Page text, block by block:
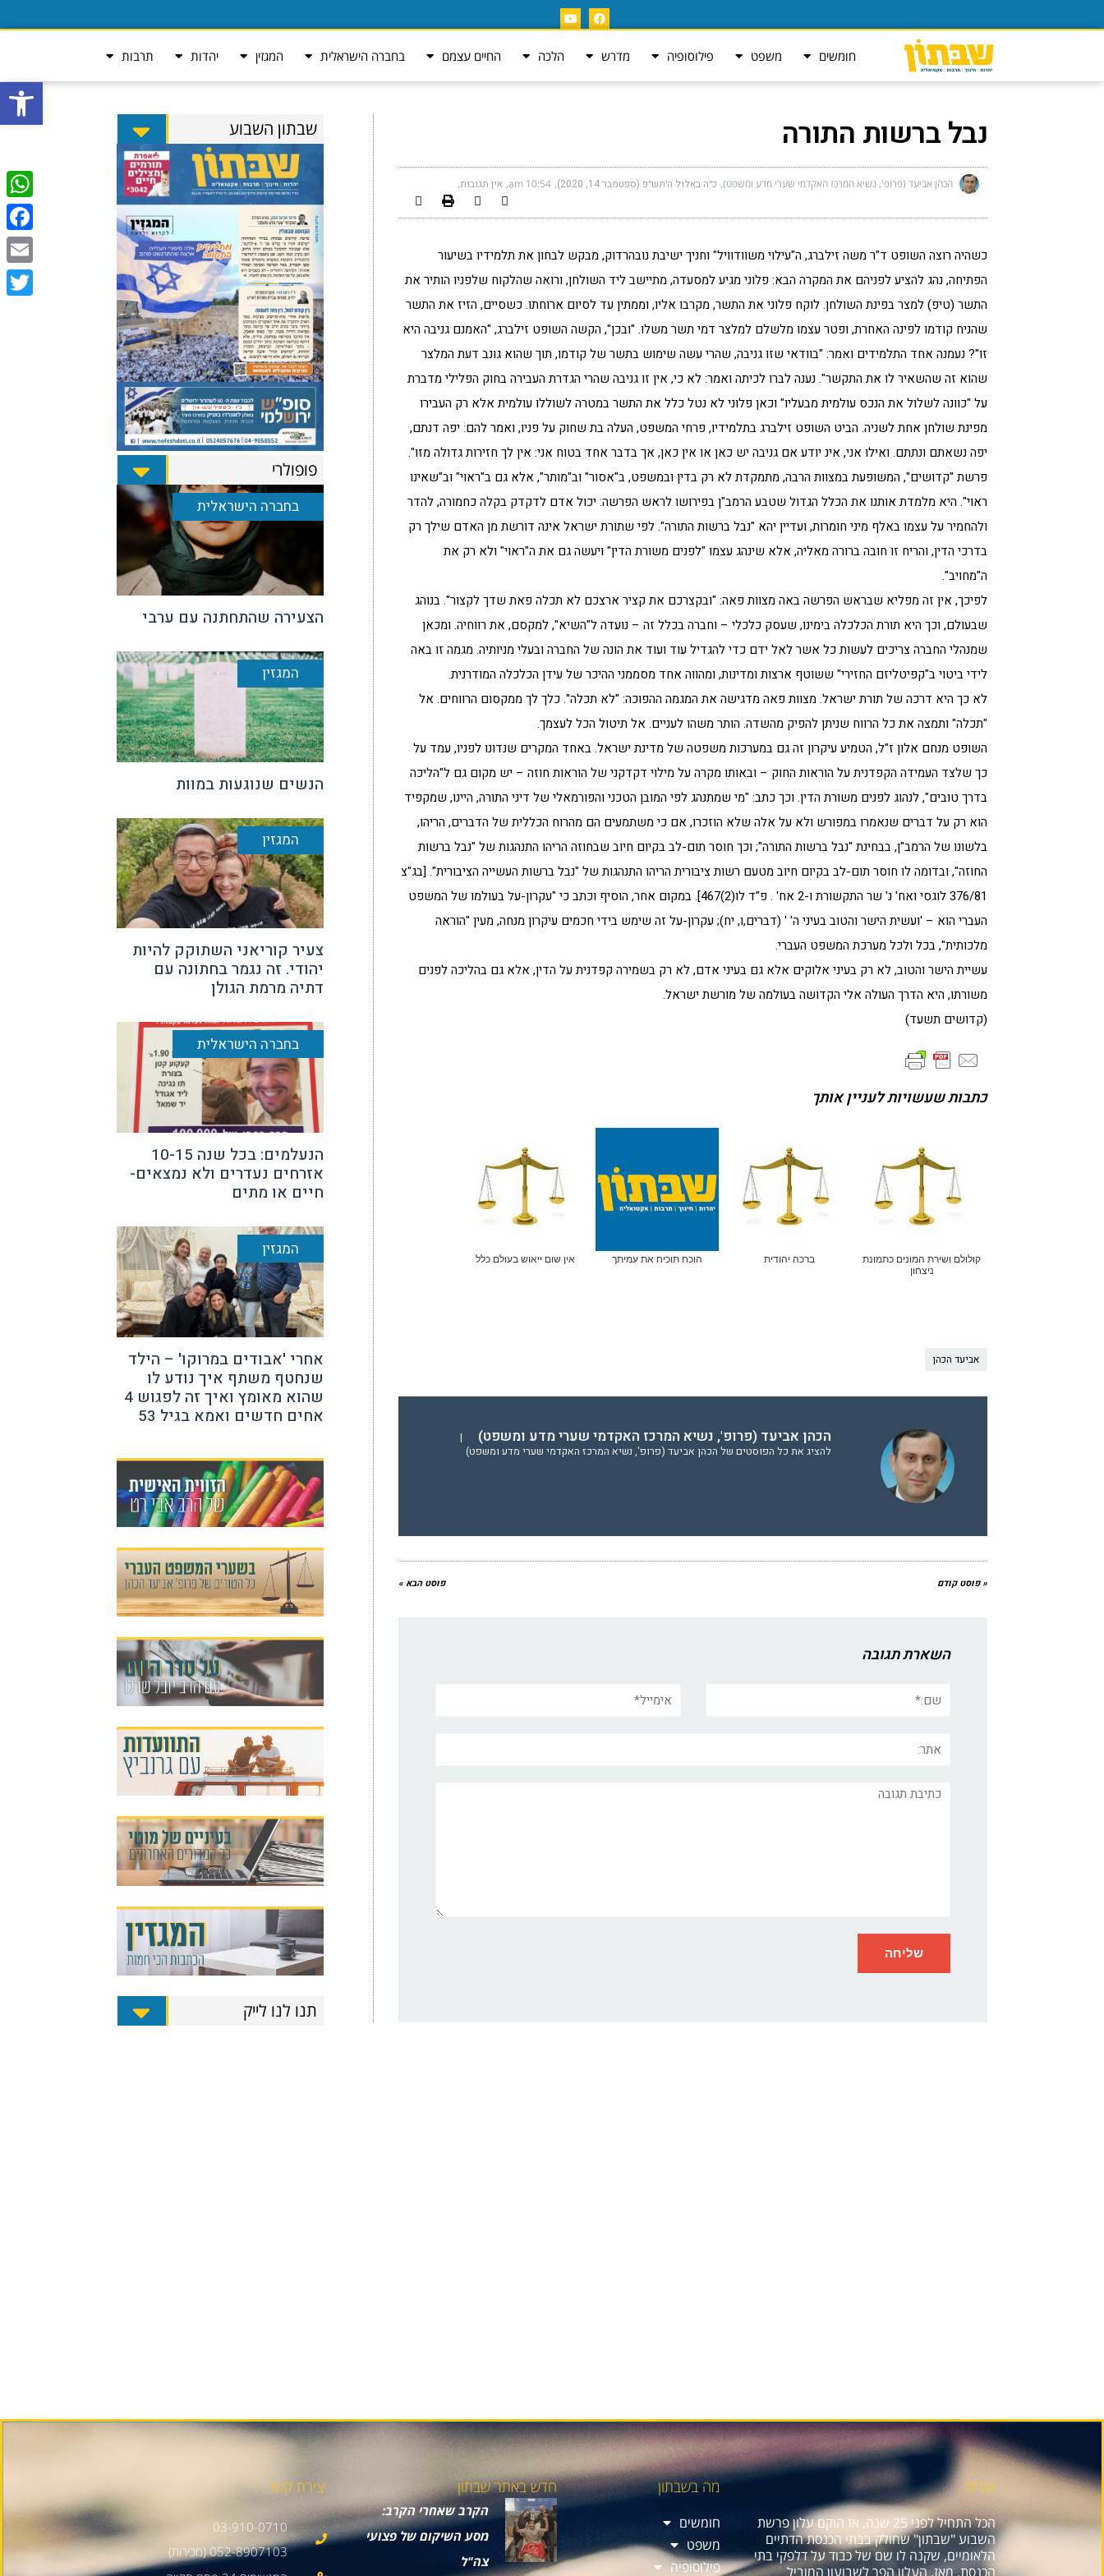
פתח
חומשים משפט פילוסופיה מדרש הלכה החיים עצמם בחברה הישראלית המגזין יהדות תרבות
נבל ברשות התורה
הכהן אביעד (פרופ', נשיא המרכז האקדמי שערי מדע ומשפט) כ״ה באלול ה׳תש״פ (ספטמבר 14, 2020) 10:54 am אין תגובות
כשהיה רוצה השופט ד"ר משה זילברג, ה"עילוי משוודוויל" וחניך ישיבת נובהרדוק, מבקש לבחון את תלמידיו בשיעור
הפתיחה, נהג להציע לפניהם את המקרה הבא: פלוני מגיע למסעדה, מתיישב ליד השולחן, ורואה שהלקוח שלפניו הותיר את
התשר (טיפ) למצר בפינת השולחן. לוקח פלוני את התשר, מקרבו אליו, וממתין עד לסיום ארוחתו. כשסיים, הזיז את התשר
שהניח קודמו לפינה האחרת, ופטר עצמו מלשלם למלצר דמי תשר משלו. "ובכן", הקשה השופט זילברג, "האמנם גניבה היא
זו"? נעמנה אחד התלמידים ואמר: "בוודאי שזו גניבה, שהרי עשה שימוש בתשר של קודמו, תוך שהוא גונב דעת המלצר
שהוא זה שהשאיר לו את התקשר". נענה לברו לכיתה ואמר: לא כי, אין זו גניבה שהרי הגדרת העבירה בחוק הפלילי מדברת
על "כוונה לשלול את הנכס עולמית מבעליו" וכאן פלוני לא נטל כלל את התשר במטרה לשוללו עולמית אלא רק העבירו
מפינת שולחן אחת לשניה. הביט השופט זילברג בתלמידיו, פרחי המשפט, העלה בת שחוק על פניו, ואמר להם: יפה דנתם,
יפה נשאתם ונתתם. ואילו אני, אינ יודע אם גניבה יש כאן או אין כאן, אך בדבר אחד בטוח אני: אין לך חזירות גדולה מזו".
פרשת "קדושים", המשופעת במצוות הרבה, מתמקדת לא רק בדין ובמשפט, ב"אסור" וב"מותר", אלא גם ב"ראוי" וב"שאינו
ראוי". היא מלמדת אותנו את הכלל הגדול שטבע הרמב"ן בפירושו לראש הפרשה: יכול אדם לדקדק בקלה כחמורה, להדר
ולהחמיר על עצמו באלף מיני חומרות, ועדיין יהא "נבל ברשות התורה". לפי שתורת ישראל אינה דורשת מן האדם שילך רק
בדרכי הדין, והריח זו חובה ברורה מאליה, אלא שינהג עצמו "לפנים משורת הדין" ויעשה גם את ה"ראוי" ולא רק את
ה"מחויב".
לפיכך, אין זה מפליא שבראש הפרשה באה מצוות פאה: "ובקצרכם את קציר ארצכם לא תכלה פאת שדך לקצור". בנוהג
שבעולם, וכך היא תורת הכלכלה בימינו, שעסק כלכלי – וחברה בכלל זה – נועדה ל"השיא", למקסם, את רווחיה. ומכאן
שמנהלי החברה צריכים לעשות כל אשר לאל ידם כדי להגדיל עוד ועוד את הונה של החברה ובעלי מניותיה. מגמה זו באה
לידי ביטוי ב"קפיטליזם החזירי" ששוטף ארצות ומדינות, ומהווה אחד מסממני ההיכר של עידן הכלכלה המודרנית.
לא כך היא דרכה של תורת ישראל. מצוות פאה מדגישה את המגמה ההפוכה: "לא תכלה". כלך לך ממקסום הרווחים. אל
"תכלה" ותמצה את כל הרווח שניתן להפיק מהשדה. הותר משהו לעניים. אל תיטול הכל לעצמך.
השופט מנחם אלון ז"ל, הטמיע עיקרון זה גם במערכות משפטה של מדינת ישראל. באחד המקרים שנדונו לפניו, עמד על
כך שלצד העמידה הקפדנית על הוראות החוק – ובאותו מקרה על מילוי דקדקני של הוראות חוזה – יש מקום גם ל"הליכה
בדרך טובים", לנהוג לפנים משורת הדין. וכך כתב: "מי שמתנהג לפי המובן הטכני והפורמאלי של דיני התורה, היינו, שמקפיד
הוא רק על דברים שנאמרו במפורש ולא על אלה שלא הוזכרו, אם כי משתמעים הם מהרוח הכללית של הדברים, הריהו,
בלשונו של הרמב"ן, בבחינת "נבל ברשות התורה"; וכך חוסר תום-לב בקיום חיוב שבחוזה הריהו התנהגות של "נבל ברשות
החוזה", ובדומה לו חוסר תום-לב בקיום חיוב מטעם רשות ציבורית הריהו התנהגות של "נבל ברשות העשייה הציבורית". [בג"צ
376/81 לוגסי ואח' נ' שר התקשורת ו-2 אח' . פ"ד לו(2)467]. במקום אחר, הוסיף וכתב כי "עקרון-על בעולמו של המשפט
העברי הוא – 'ועשית הישר והטוב בעיני ה' ' (דברים,ו, יח); עקרון-על זה שימש בידי חכמים עיקרון מנחה, מעין "הוראה
מלכותית", בכל ולכל מערכת המשפט העברי.
עשיית הישר והטוב, לא רק בעיני אלוקים אלא גם בעיני אדם, לא רק בשמירה קפדנית על הדין, אלא גם בהליכה לפנים
משורתו, היא הדרך העולה אלי הקדושה בעולמה של מורשת ישראל.
(קדושים תשעד)
כתבות שעשויות לעניין אותך
קולולם ושירת המונים כתמונת
ניצחון
ברכה יהודית הוכח תוכיח את עמיתך אין שום ייאוש בעולם כלל
אביעד הכהן
הכהן אביעד (פרופ', נשיא המרכז האקדמי שערי מדע ומשפט)
|
להציג את כל הפוסטים של הכהן אביעד (פרופ', נשיא המרכז האקדמי שערי מדע ומשפט)
« פוסט קודם פוסט הבא »
השארת תגובה
תגובה
שבתון השבוע
פופולרי
בחברה הישראלית
הצעירה שהתחתנה עם ערבי
המגזין
הנשים שנוגעות במוות
המגזין
צעיר קוריאני השתוקק להיות
יהודי. זה נגמר בחתונה עם
דתיה מרמת הגולן
בחברה הישראלית
הנעלמים: בכל שנה 10-15
אזרחים נעדרים ולא נמצאים-
חיים או מתים
המגזין
אחרי 'אבודים במרוקו' – הילד
שנחטף משתף איך נודע לו
שהוא מאומץ ואיך זה לפגוש 4
אחים חדשים ואמא בגיל 53
תנו לנו לייק
אודות
הכל התחיל לפני 25 שנה, אז הוקם עלון פרשת
השבוע "שבתון" שחולק בבתי הכנסת הדתיים
הלאומיים, שקנה לו שם של כבוד על דלפקי בתי
הכנסת. מאז, העלון הפך לשבועון המוביל
מה בשבתון
חומשים
משפט
פילוסופיה
חדש באתר שבתון
הקרב שאחרי הקרב:
מסע השיקום של פצועי
צה"ל
יצירת קשר
03-910-0710
052-8907103 (מכירות)
Email